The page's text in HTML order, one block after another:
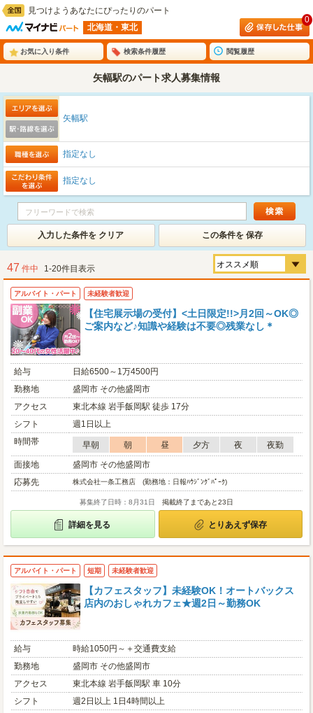
見つけようあなたにぴったりのパート
北海道・東北
0
お気に入り条件 検索条件履歴 閲覧履歴
矢幅駅のパート求人募集情報
矢幅駅
指定なし
指定なし
入力した条件を クリア この条件を 保存
47 件中 1-20件目表示
アルバイト・パート 未経験者歓迎
【住宅展示場の受付】<土日限定!!>月2回～OK◎
ご案内など♪知識や経験は不要◎残業なし＊
給与
日給6500～1万4500円
勤務地
盛岡市 その他盛岡市
アクセス
東北本線 岩手飯岡駅 徒歩 17分
シフト
週1日以上
時間帯
早朝 朝 昼 夕方 夜
夜勤
面接地
盛岡市 その他盛岡市
応募先
株式会社一条工務店 (勤務地：日報ﾊｳｼﾞﾝｸﾞﾊﾟｰｸ)
募集終了日時：8月31日 掲載終了まであと23日
詳細を見る とりあえず保存
アルバイト・パート 短期 未経験者歓迎
【カフェスタッフ】未経験OK！オートバックス
店内のおしゃれカフェ★週2日～勤務OK
給与
時給1050円～＋交通費支給
勤務地
盛岡市 その他盛岡市
アクセス
東北本線 岩手飯岡駅 車 10分
シフト
週2日以上 1日4時間以上